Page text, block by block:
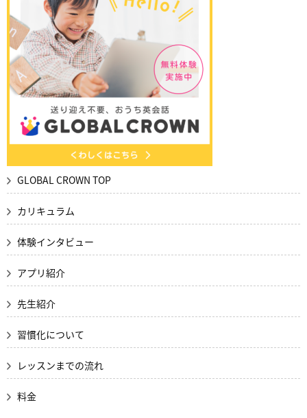
GLOBAL CROWN TOP
カリキュラム
体験インタビュー
アプリ紹介
先生紹介
習慣化について
レッスンまでの流れ
料金